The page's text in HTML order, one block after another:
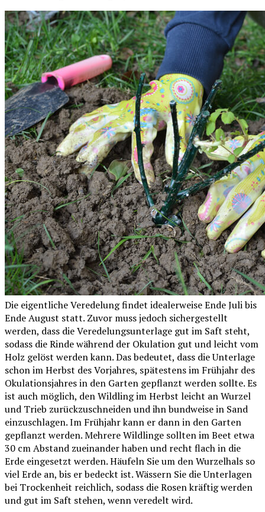
Die eigentliche Veredelung findet idealerweise Ende Juli bis
Ende August statt. Zuvor muss jedoch sichergestellt
werden, dass die Veredelungsunterlage gut im Saft steht,
sodass die Rinde während der Okulation gut und leicht vom
Holz gelöst werden kann. Das bedeutet, dass die Unterlage
schon im Herbst des Vorjahres, spätestens im Frühjahr des
Okulationsjahres in den Garten gepflanzt werden sollte. Es
ist auch möglich, den Wildling im Herbst leicht an Wurzel
und Trieb zurückzuschneiden und ihn bundweise in Sand
einzuschlagen. Im Frühjahr kann er dann in den Garten
gepflanzt werden. Mehrere Wildlinge sollten im Beet etwa
30 cm Abstand zueinander haben und recht flach in die
Erde eingesetzt werden. Häufeln Sie um den Wurzelhals so
viel Erde an, bis er bedeckt ist. Wässern Sie die Unterlagen
bei Trockenheit reichlich, sodass die Rosen kräftig werden
und gut im Saft stehen, wenn veredelt wird.